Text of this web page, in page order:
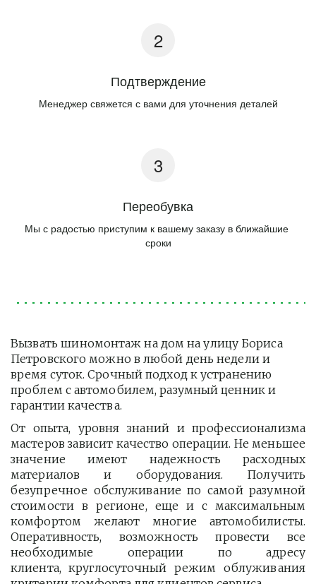
Подтверждение
Менеджер свяжется с вами для уточнения деталей
Переобувка
Мы с радостью приступим к вашему заказу в ближайшие
сроки
Вызвать шиномонтаж на дом на улицу Бориса
Петровского можно в любой день недели и
время суток. Срочный подход к устранению
проблем с автомобилем, разумный ценник и
гарантии качества.
От опыта, уровня знаний и профессионализма
мастеров зависит качество операции. Не меньшее
значение имеют надежность расходных
материалов и оборудования. Получить
безупречное обслуживание по самой разумной
стоимости в регионе, еще и с максимальным
комфортом желают многие автомобилисты.
Оперативность, возможность провести все
необходимые операции по адресу
клиента, круглосуточный режим облуживания